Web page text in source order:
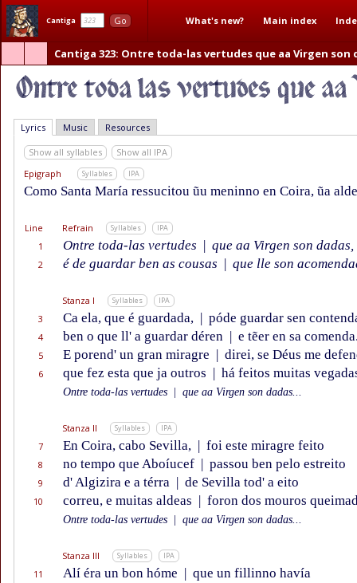
Cantiga Go What's new? Main index
Cantiga 323: Ontre toda-las vertudes que aa Virgen son
Lyrics Music Resources
Show all syllables
Show all IPA
Epigraph
Syllables IPA
Como Santa María ressucitou ũu meninno en Coira, ũa
Line Refrain Syllables IPA
1 Ontre toda-las vertudes | que aa Virgen son dadas,
2 é de guardar ben as cousas | que lle son
Stanza I Syllables IPA
3 Ca ela, que é guardada, | póde guardar sen
4 ben o que ll' a guardar déren | e tẽer en sa
5 E porend' un gran miragre | direi, se Déus me
6 que fez esta que ja outros | há feitos muitas
Ontre toda-las vertudes que aa Virgen son dadas...
Stanza II Syllables IPA
7 En Coira, cabo Sevilla, | foi este miragre feito
8 no tempo que Aboíucef | passou ben pelo estreito
9 d' Algizira e a térra | de Sevilla tod' a eito
10 correu, e muitas aldeas | foron dos mouros
Ontre toda-las vertudes que aa Virgen son dadas...
Stanza III Syllables IPA
11 Alí éra un bon hóme | que un fillinno havía